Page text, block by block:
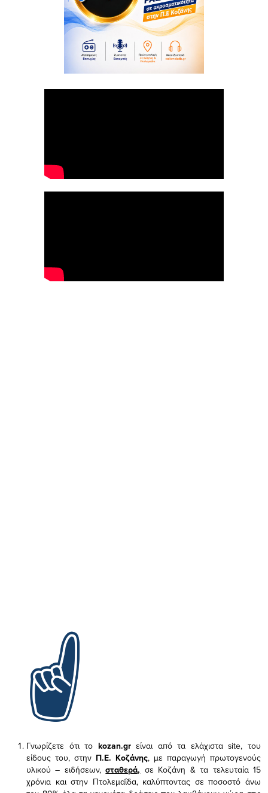
Γνωρίζετε ότι το kozan.gr είναι από τα ελάχισταsite, του
είδους του, στην Π.Ε. Κοζάνης, με παραγωγή πρωτογενούς
υλικού – ειδήσεων,σταθερά, σε Κοζάνη & τα τελευταία 15
χρόνια και στην Πτολεμαΐδα, καλύπτοντας σε ποσοστό άνω